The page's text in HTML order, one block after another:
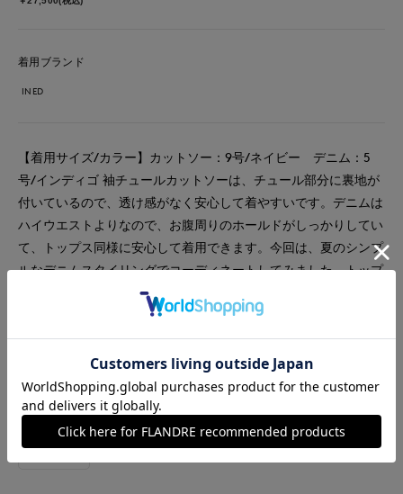
着用ブランド
INED
【着用サイズ/カラー】カットソー：9号/ネイビー デニム：5
号/インディゴ 袖チュールカットソーは、チュール部分に裏地が
付いているので、透け感がなく安心して着やすいです。デニムは
ハイウエストよりなので、お腹周りのホールドがしっかりしてい
て、トップス同様に安心して着用できます。今回は、夏のシンプ
ルなデニムスタイリングでコーディネートしてみました。トップ
スがネイビーだと汗かく季節にも汗ジミが気になりにくくておす
#カットソー #パンツ #ウォッシャブル
#イージーケア #コットン #デニム
#カジュアル #骨格ナチュラル #旅行